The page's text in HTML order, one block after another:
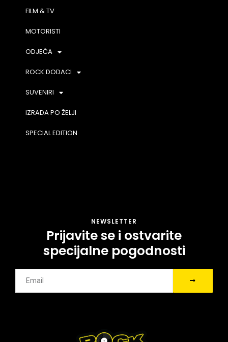
FILM & TV
MOTORISTI
ODJEĆA
ROCK DODACI
SUVENIRI
IZRADA PO ŽELJI
SPECIAL EDITION
NEWSLETTER
Prijavite se i ostvarite
specijalne pogodnosti